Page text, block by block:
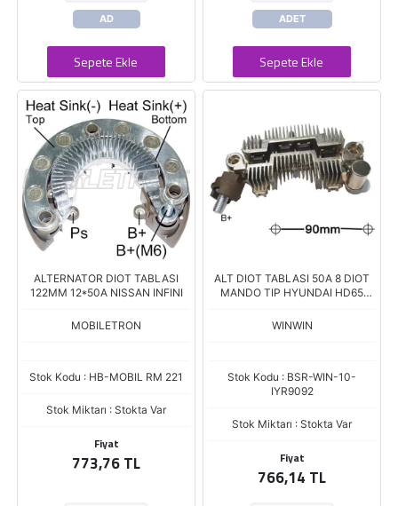
AD
Sepete Ekle
ADET
Sepete Ekle
ALTERNATOR DIOT TABLASI
122MM 12*50A NISSAN INFINI
MOBILETRON
Stok Kodu : HB-MOBIL RM 221
Stok Miktarı : Stokta Var
Fiyat
773,76 TL
ALT DIOT TABLASI 50A 8 DIOT
MANDO TIP HYUNDAI HD65
WINWIN
Stok Kodu : BSR-WIN-10-
IYR9092
Stok Miktarı : Stokta Var
Fiyat
766,14 TL